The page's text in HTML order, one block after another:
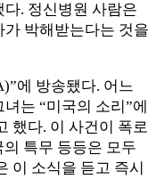
. 정신병원 사람은
박해받는다는 것을
에 방송됐다. 어느
는 “미국의 소리”에
했다. 이 사건이 폭로
특무 등등은 모두
이 소식을 듣고 즉시